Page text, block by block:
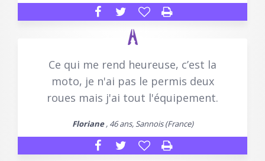
Ce qui me rend heureuse, c’est la
moto, je n'ai pas le permis deux
roues mais j'ai tout l'équipement.
Floriane, 46 ans, Sannois (France)